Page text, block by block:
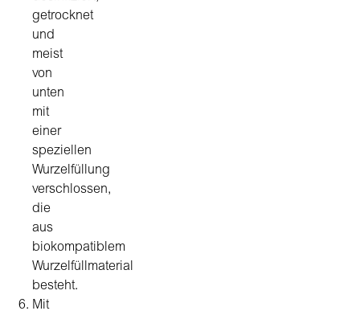
getrocknet
und
meist
von
unten
mit
einer
speziellen
Wurzelfüllung
verschlossen,
die
aus
biokompatiblem
Wurzelfüllmaterial
besteht.
Mit